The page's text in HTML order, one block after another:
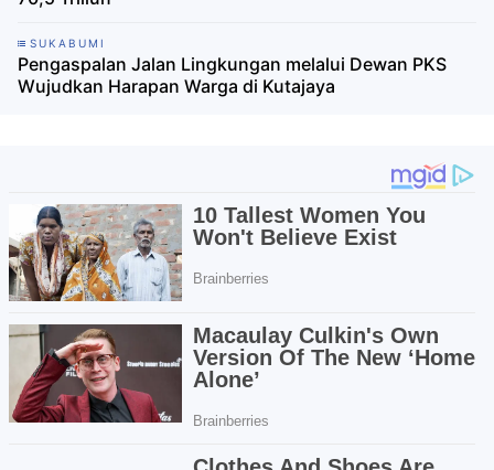
SUKABUMI
Pengaspalan Jalan Lingkungan melalui Dewan PKS
Wujudkan Harapan Warga di Kutajaya